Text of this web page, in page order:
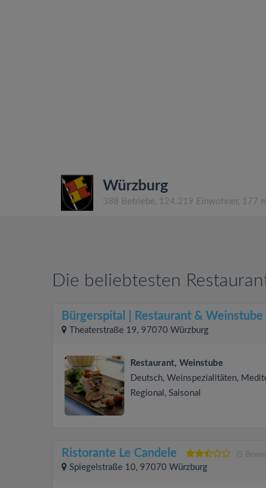
Würzburg
388 Betriebe, 124.219 Einwohner, 177
Die beliebtesten
Bürgerspital | Restaurant & Weinstube
Theaterstraße 19, 97070 Würzburg
Restaurant, Weinstube
Deutsch, Weinspezialitäten,
Regional, Saisonal
Ristorante Le Candele (5
Spiegelstraße 10, 97070 Würzburg